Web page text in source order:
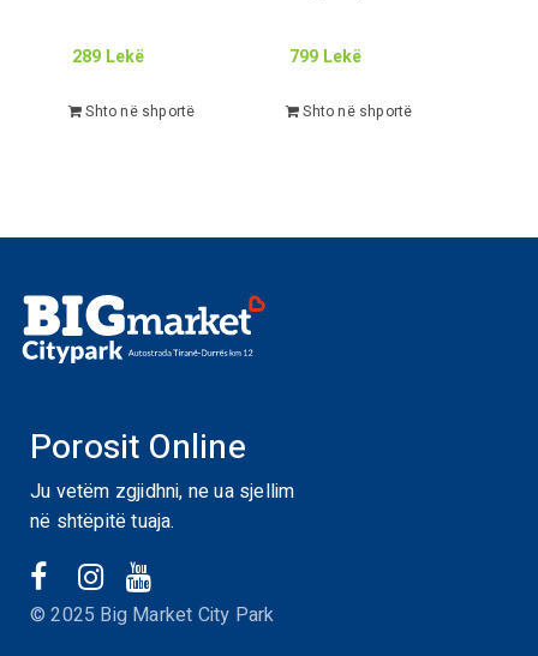
289 Lekë
Shto në shportë
799 Lekë
Shto në shportë
Porosit Online
Ju vetëm zgjidhni, ne ua sjellim
në shtëpitë tuaja.
© 2025 Big Market City Park